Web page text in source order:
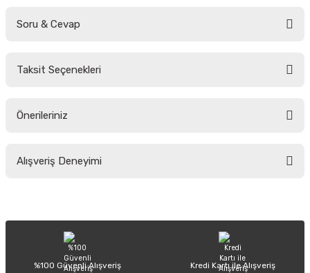
Soru & Cevap
Taksit Seçenekleri
Önerileriniz
yetersiz gördüğünüz noktaları öneri formunu kullanarak tarafımıza
Ürün açıklamasında eksik bilgiler bulunuyor.
Ürün bilgilerinde hatalar bulunuyor.
Alışveriş Deneyimi
Sitemize ilk yorumu siz yapın!
%100 Güvenli Alışveriş Kredi Kartı ile Alışveriş